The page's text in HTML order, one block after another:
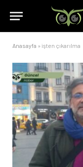
Anasayfa » işten çıkarılma